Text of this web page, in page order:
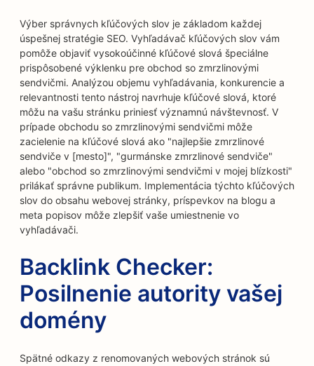
Výber správnych kľúčových slov je základom každej
úspešnej stratégie SEO. Vyhľadávač kľúčových slov vám
pomôže objaviť vysokoúčinné kľúčové slová špeciálne
prispôsobené výklenku pre obchod so zmrzlinovými
sendvičmi. Analýzou objemu vyhľadávania, konkurencie a
relevantnosti tento nástroj navrhuje kľúčové slová, ktoré
môžu na vašu stránku priniesť významnú návštevnosť. V
prípade obchodu so zmrzlinovými sendvičmi môže
zacielenie na kľúčové slová ako "najlepšie zmrzlinové
sendviče v [mesto]", "gurmánske zmrzlinové sendviče"
alebo "obchod so zmrzlinovými sendvičmi v mojej blízkosti"
prilákať správne publikum. Implementácia týchto kľúčových
slov do obsahu webovej stránky, príspevkov na blogu a
meta popisov môže zlepšiť vaše umiestnenie vo
vyhľadávači.
Backlink Checker:
Posilnenie autority vašej
domény
Spätné odkazy z renomovaných webových stránok sú